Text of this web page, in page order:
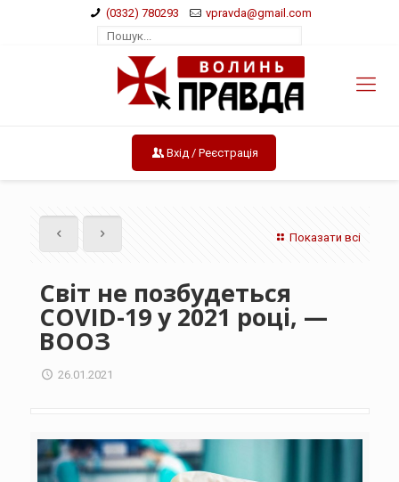
(0332) 780293 vpravda@gmail.com
Вхід / Реєстрація
Показати всі
Світ не позбудеться
COVID-19 у 2021 році, —
ВООЗ
26.01.2021